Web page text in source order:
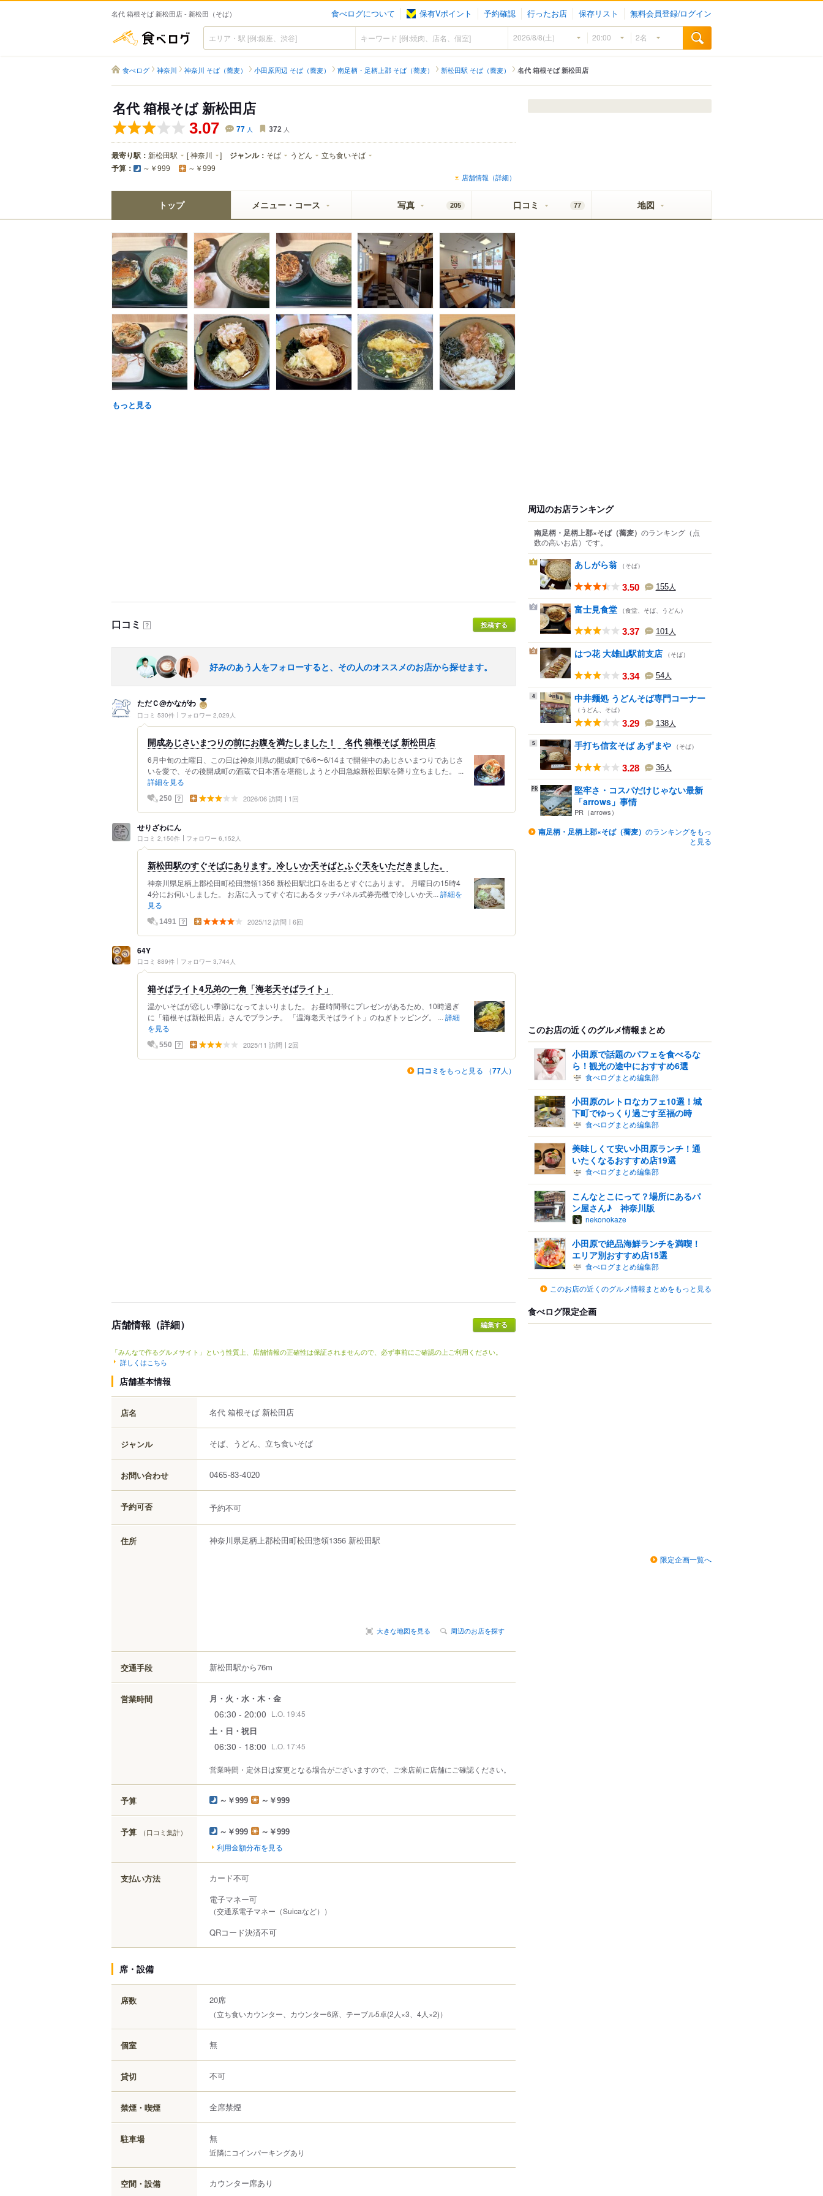
名代 箱根そば 新松田店 - 新松田（そば） 食べログについて 保有Vポイント 予約確認 行ったお店 保存リスト 無料会員登録/ログイン
食べログ
食べログ 神奈川 神奈川 そば（蕎麦） 小田原周辺 そば（蕎麦） 南足柄・足柄上郡 そば（蕎麦） 新松田駅 そば（蕎麦） 名代 箱根そば 新松田店
名代 箱根そば 新松田店
3.07 77 人 372 人
最寄り駅： 新松田駅 [神奈川 ] ジャンル： そば うどん 立ち食いそば
予算： ～￥999 ～￥999
店舗情報（詳細）
トップ メニュー・コース 写真 205 口コミ 77 地図
もっと見る
口コミ ？ 投稿する
好みのあう人をフォローすると、その人のオススメのお店から探せます。
ただＣ@かながわ
口コミ 530件 フォロワー 2,029人
開成あじさいまつりの前にお腹を満たしました！ 名代 箱根そば 新松田店
6月中旬の土曜日、この日は神奈川県の開成町で6/6〜6/14まで開催中のあじさいまつりであじさ
いを愛で、その後開成町の酒蔵で日本酒を堪能しようと小田急線新松田駅を降り立ちました。 ...
詳細を見る
250 ？ 2026/06 訪問 1回
せりざわにん
口コミ 2,150件 フォロワー 6,152人
新松田駅のすぐそばにあります。冷しいか天そばとふぐ天をいただきました。
神奈川県足柄上郡松田町松田惣領1356 新松田駅北口を出るとすぐにあります。 月曜日の15時4
4分にお伺いしました。 お店に入ってすぐ右にあるタッチパネル式券売機で冷しいか天... 詳細を
見る
1491 ？ 2025/12 訪問 6回
64Y
口コミ 889件 フォロワー 3,744人
箱そばライト4兄弟の一角「海老天そばライト」
温かいそばが恋しい季節になってまいりました。 お昼時間帯にプレゼンがあるため、10時過ぎ
に「箱根そば新松田店」さんでブランチ。 「温海老天そばライト」のねぎトッピング。 ... 詳細
を見る
550 ？ 2025/11 訪問 2回
口コミ をもっと見る （77人）
店舗情報（詳細）
「みんなで作るグルメサイト」という性質上、店舗情報の正確性は保証されませんので、必ず事前にご確認の上ご利用ください。
詳しくはこちら
店舗基本情報
店名 名代 箱根そば 新松田店
ジャンル そば、うどん、立ち食いそば
お問い合わせ 0465-83-4020
予約可否 予約不可
住所 神奈川県足柄上郡松田町松田惣領1356 新松田駅
大きな地図を見る 周辺のお店を探す
交通手段 新松田駅から76m
営業時間 月・火・水・木・金
06:30 - 20:00 L.O. 19:45
土・日・祝日
06:30 - 18:00 L.O. 17:45
営業時間・定休日は変更となる場合がございますので、ご来店前に店舗にご確認ください。
予算 ～￥999 ～￥999
予算 （口コミ集計） ～￥999 ～￥999
利用金額分布を見る
支払い方法
カード不可
電子マネー可
（交通系電子マネー（Suicaなど））
QRコード決済不可
席・設備
席数 20席
（立ち食いカウンター、カウンター6席、テーブル5卓(2人×3、4人×2)）
個室 無
貸切 不可
禁煙・喫煙 全席禁煙
駐車場 無
近隣にコインパーキングあり
空間・設備 カウンター席あり
周辺のお店ランキング
南足柄・足柄上郡×そば（蕎麦） のランキング （点
数の高いお店） です。
1 あしがら翁 （そば）
3.50 155人
2 富士見食堂 （食堂、そば、うどん）
3.37 101 人
3 はつ花 大雄山駅前支店 （そば）
3.34 54人
4 中井麺処 うどんそば専門コーナー
（うどん、そば）
3.29 138人
5 手打ち信玄そば あずまや （そば）
3.28 36人
堅牢さ・コスパだけじゃない最新
「arrows」事情
PR（arrows）
南足柄・足柄上郡×そば（蕎麦） のランキングをもっ
と見る
このお店の近くのグルメ情報まとめ
小田原で話題のパフェを食べるな
ら！観光の途中におすすめ6選
食べログまとめ編集部
小田原のレトロなカフェ10選！城
下町でゆっくり過ごす至福の時
食べログまとめ編集部
美味しくて安い小田原ランチ！通
いたくなるおすすめ店19選
食べログまとめ編集部
こんなとこにって？場所にあるパ
ン屋さん♪ 神奈川版
nekonokaze
小田原で絶品海鮮ランチを満喫！
エリア別おすすめ店15選
食べログまとめ編集部
このお店の近くのグルメ情報まとめをもっと見る
食べログ限定企画
限定企画一覧へ